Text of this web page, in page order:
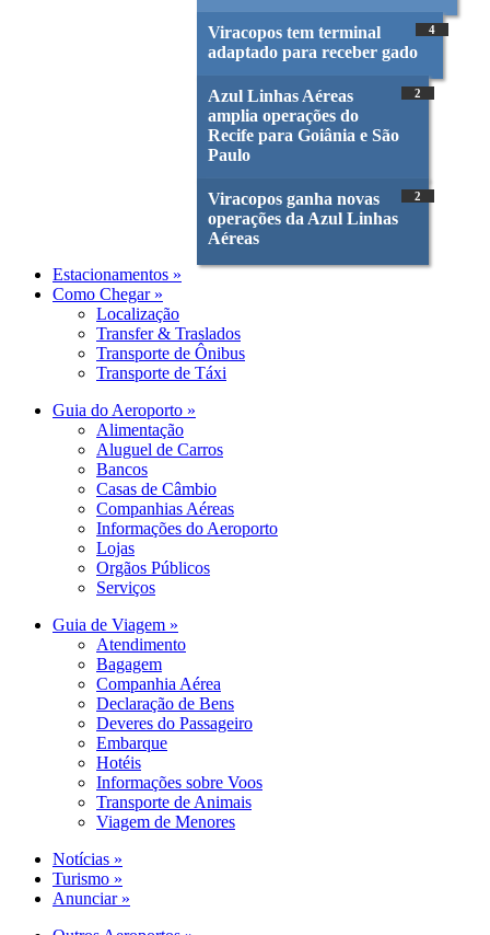
Viracopos tem terminal
adaptado para receber gado
4
Azul Linhas Aéreas
amplia operações do
Recife para Goiânia e São
Paulo
2
Viracopos ganha novas
operações da Azul Linhas
Aéreas
2
Estacionamentos »
Como Chegar »
Localização
Transfer & Traslados
Transporte de Ônibus
Transporte de Táxi
Guia do Aeroporto »
Alimentação
Aluguel de Carros
Bancos
Casas de Câmbio
Companhias Aéreas
Informações do Aeroporto
Lojas
Orgãos Públicos
Serviços
Guia de Viagem »
Atendimento
Bagagem
Companhia Aérea
Declaração de Bens
Deveres do Passageiro
Embarque
Hotéis
Informações sobre Voos
Transporte de Animais
Viagem de Menores
Notícias »
Turismo »
Anunciar »